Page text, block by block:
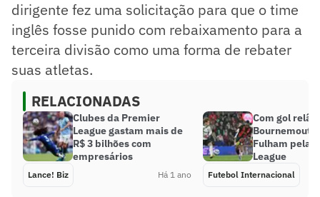
dirigente fez uma solicitação para que o time
inglês fosse punido com rebaixamento para a
terceira divisão como uma forma de rebater
suas atletas.
RELACIONADAS
Clubes da Premier
League gastam mais de
R$ 3 bilhões com
empresários
Lance! Biz Há 1 ano
Com gol
Bournemouth
Fulham pela
League
Futebol Internacional